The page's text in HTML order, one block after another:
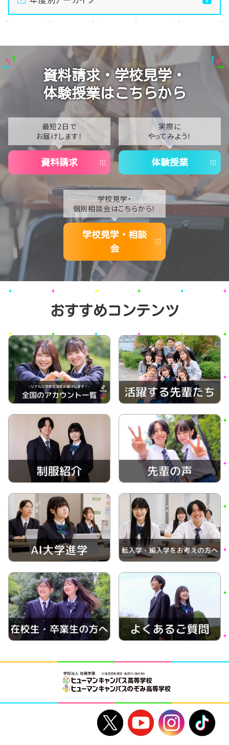
【新潟】新潟】ぬい専攻、どんどん出来てきた・・！🧸✨
【新潟】体育祭実行委員が始動！最高の思い出づくりに
チャレンジ🔥😊
【新潟】卒業生インタビュー！通信制での思い出や進路
の決め方は？🎓✨
2025
2024
2023
2021
2020
資料請求・学校見学・
体験授業はこちらから
最短2日で
お届けします！
資料請求
実際に
やってみよう！
体験授業
学校見学・
個別相談会はこちらから！
学校見学・相談
会
おすすめコンテンツ